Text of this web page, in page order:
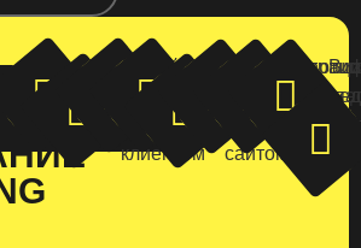
ЗАКАЗАТЬ
САЙТ
Индивидуальный
Онлайн
чат
клиентом
Настройка
Обучение
сайтом
SSL